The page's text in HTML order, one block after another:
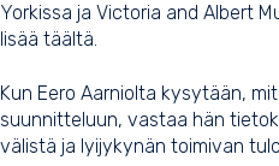
Yorkissa ja Victoria and Albert
lisää täältä.
Kun Eero Aarniolta kysytään,
suunnitteluun, vastaa hän
välistä ja lyijykynän toimivan